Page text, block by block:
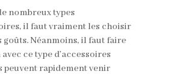
nombreux types
il faut vraiment les choisir
goûts. Néanmoins, il faut faire
ce type d’accessoires
peuvent rapidement venir